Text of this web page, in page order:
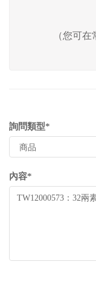
（您可
詢問類型*
內容*